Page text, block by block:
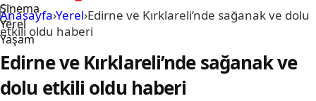
Sinema
Yerel
Yaşam
Anasayfa›Yerel›Edirne ve Kırklareli’nde sağanak ve dolu
etkili oldu haberi
Edirne ve Kırklareli’nde sağanak ve
dolu etkili oldu haberi